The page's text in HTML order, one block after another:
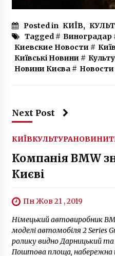
Posted in КИЇВ,
Tagged # Виноградар
Киевские Новости # Київ
Київські Новини #
Новини Києва# Новости
Next Post
КИЇВКУЛЬТУРАНОВИНИ
Компанія BMW
Києві
Пн Жов 21 , 2019
Німецький автовиробник
моделі автомобіля 2 Series
ролику видно Дарницький
Поштова площа, набережна